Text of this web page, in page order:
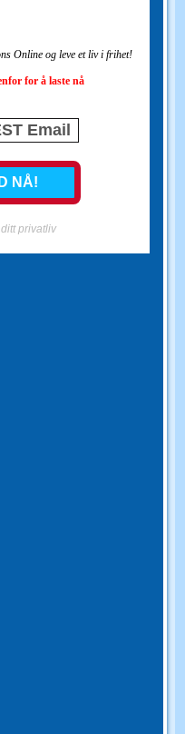
Online og leve et liv i frihet!
for å laste nå
privatliv